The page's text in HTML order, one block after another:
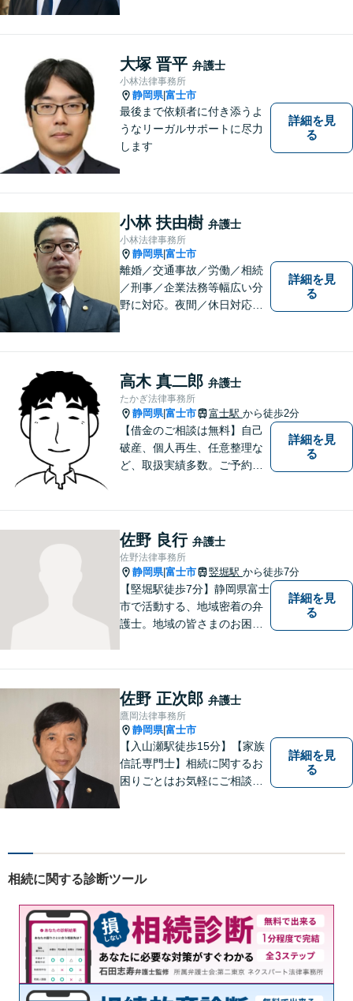
とを心がけています。 ご移動
が困難な方については、病院
や施設などへの訪問相談も対
応。 まずはご相談ください。
【駐車場有】
大塚 晋平 弁護士
小林法律事務所
静岡県|富士市
最後まで依頼者に付き添うよ
うなリーガルサポートに尽力
します
詳細を見
る
小林 扶由樹 弁護士
小林法律事務所
静岡県|富士市
離婚／交通事故／労働／相続
／刑事／企業法務等幅広い分
野に対応。夜間／休日対応
っていません
詳細を見
る
高木 真二郎 弁護士
たかぎ法律事務所
静岡県|富士市 富士駅 から徒歩2分
【借金のご相談は無料】自己
破産、個人再生、任意整理な
ど、取扱実績多数。ご予約の
す。
詳細を見
る
佐野 良行 弁護士
佐野法律事務所
静岡県|富士市 竪堀駅 から徒歩7分
【堅堀駅徒歩7分】静岡県富士
市で活動する、地域密着の弁
護士。地域の皆さまのお困り
問題に対応可能です。お気軽
にご相談ください。
詳細を見
る
佐野 正次郎 弁護士
鷹岡法律事務所
静岡県|富士市
【入山瀬駅徒歩15分】【家族
信託専門士】相続に関するお
困りごとはお気軽にご相談く
供します。
詳細を見
る
相続に関する診断ツール